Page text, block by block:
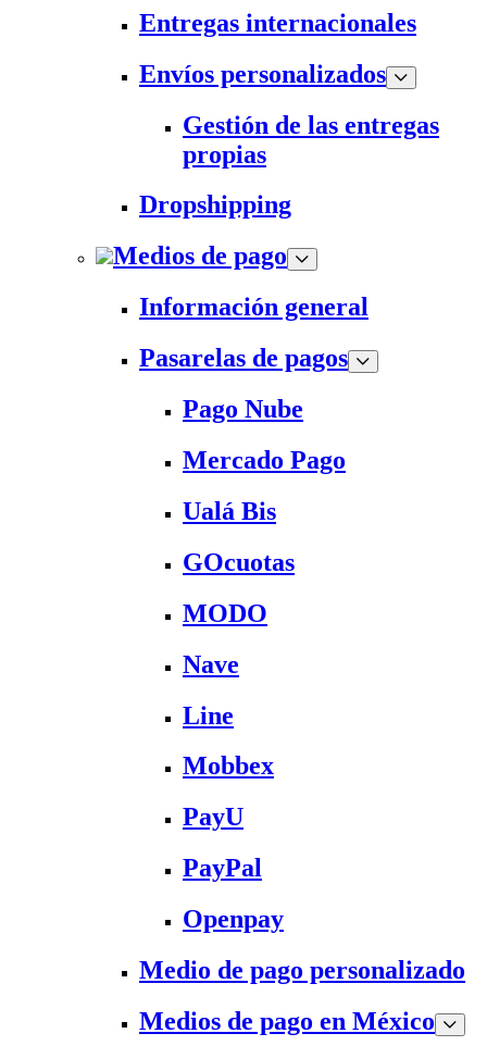
Entregas internacionales
Envíos personalizados
Gestión de las entregas
propias
Dropshipping
Medios de pago
Información general
Pasarelas de pagos
Pago Nube
Mercado Pago
Ualá Bis
GOcuotas
MODO
Nave
Line
Mobbex
PayU
PayPal
Openpay
Medio de pago personalizado
Medios de pago en México